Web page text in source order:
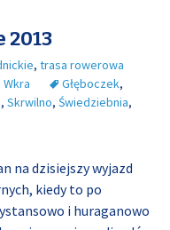
, trasa rowerowa
Wkra Głęboczek,
, Skrwilno, Świedziebnia,
na dzisiejszy wyjazd
kiedy to po
i huraganowo